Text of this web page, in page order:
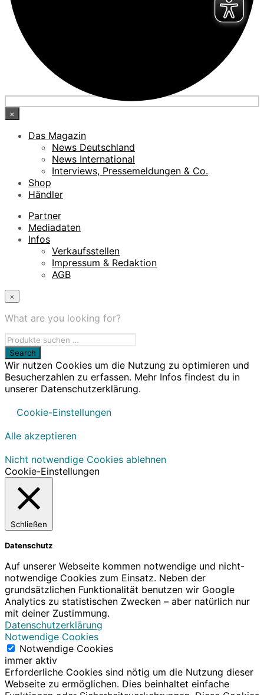
×
Das Magazin
News Deutschland
News International
Interviews, Pressemeldungen & Co.
Shop
Händler
Partner
Mediadaten
Infos
Verkaufsstellen
Impressum & Redaktion
AGB
×
What are you looking for?
Wir nutzen Cookies um die Nutzung zu optimieren und
Besucherzahlen zu erfassen. Mehr Infos findest du in
unserer Datenschutzerklärung.
Cookie-Einstellungen
Alle akzeptieren
Nicht notwendige Cookies ablehnen
Cookie-Einstellungen
Schließen
Datenschutz
Auf unserer Webseite kommen notwendige und nicht-
notwendige Cookies zum Einsatz. Neben der
grundsätzlichen Funktionalität benutzen wir Google
Analytics zu statistischen Zwecken – aber natürlich nur
mit deiner Zustimmung.
Datenschutzerklärung
Notwendige Cookies
Notwendige Cookies
immer aktiv
Erforderliche Cookies sind nötig um die Nutzung dieser
Webseite zu ermöglichen. Dies beinhaltet einfache